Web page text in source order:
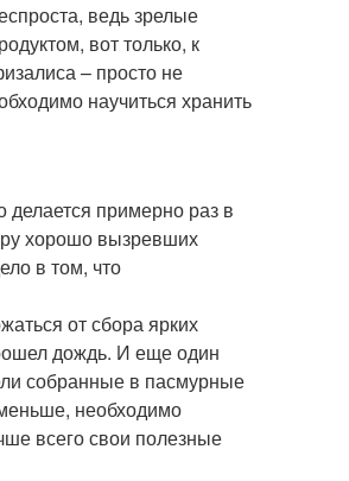
ведь зрелые
вот только, к
– просто не
научиться хранить
примерно раз в
хорошо вызревших
в том, что
от сбора ярких
дождь. И еще один
собранные в пасмурные
необходимо
всего свои полезные